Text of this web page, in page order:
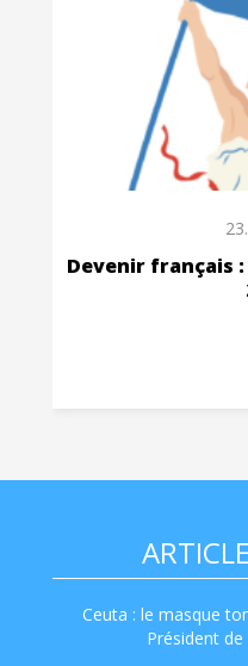
Devenir français
Ceuta : le masque
Président